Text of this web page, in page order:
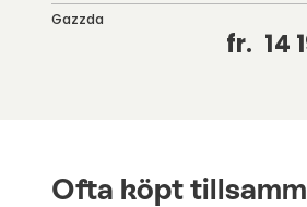
Gazzda
fr. 14
Ofta köpt